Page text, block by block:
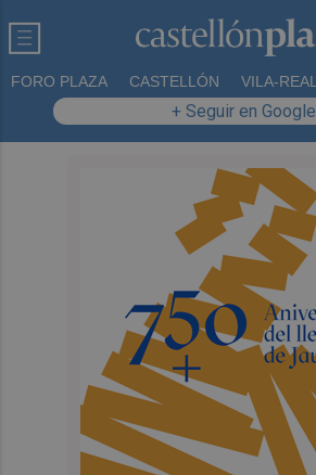
FORO PLAZA CASTELLÓN VILA-REAL
+ Seguir en Google